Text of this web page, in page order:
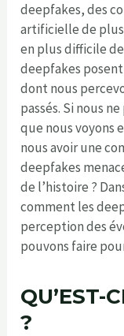
deepfakes, des
artificielle de
en plus difficile
deepfakes
dont nous
passés. Si nous
que nous voyons
nous avoir une
deepfakes
de l’histoire ?
comment les
perception des
pouvons faire
QU’EST-
?